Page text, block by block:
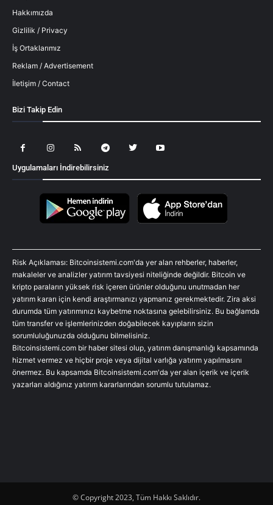
Hakkımızda
Gizlilik / Privacy
İş Ortaklarımız
Reklam / Advertisement
İletişim / Contact
Bizi Takip Edin
Uygulamaları İndirebilirsiniz
Risk Açıklaması: Bitcoinsistemi.com'da yer alan rehberler, haberler,
makaleler ve analizler yatırım tavsiyesi niteliğinde değildir. Bitcoin ve
kripto paraların yüksek risk içeren ürünler olduğunu unutmadan her
yatırım kararı için kendi araştırmanızı yapmanız gerekmektedir. Zira aksi
durumda tüm yatırımınızı kaybetme noktasına gelebilirsiniz. Bu bağlamda
tüm transfer ve işlemlerinizden doğabilecek kayıpların sizin
sorumluluğunuzda olduğunu bilmelisiniz.
Bitcoinsistemi.com bir haber sitesi olup, yatırım danışmanlığı kapsamında
hizmet vermez ve hiçbir proje veya dijital varlığa yatırım yapılmasını
önermez. Bu kapsamda Bitcoinsistemi.com'da yer alan içerik ve içerik
yazarları aldığınız yatırım kararlarından sorumlu tutulamaz.
© Copyright 2023, Tüm Hakkı Saklıdır.